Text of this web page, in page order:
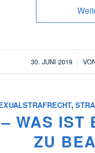
30. JUNI 2019
/
,
WAS IST
ZU